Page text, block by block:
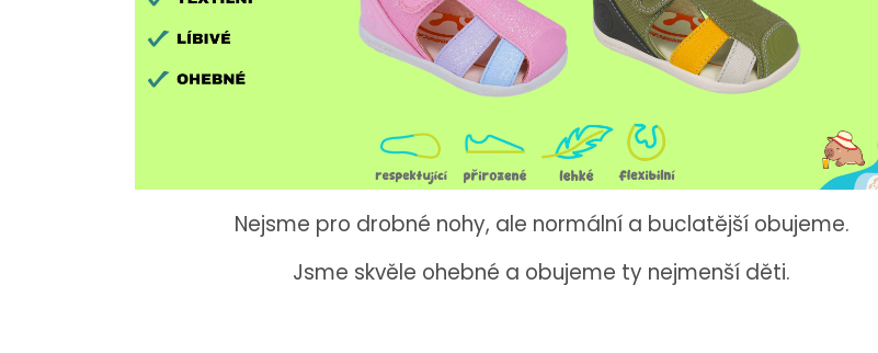
Nejsme pro drobné nohy, ale normální a buclatější obujeme.
Jsme skvěle ohebné a obujeme ty nejmenší děti.